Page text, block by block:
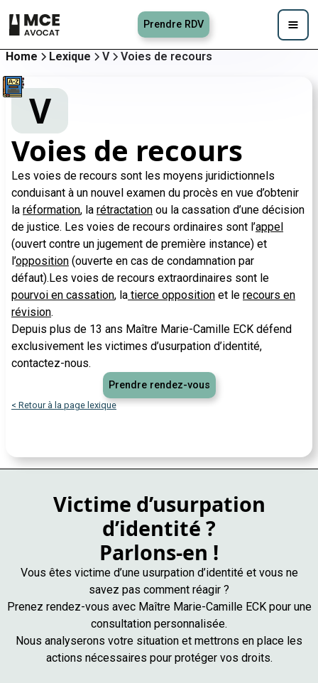
Prendre RDV
Home Lexique V Voies de recours
V
Voies de recours
Les voies de recours sont les moyens juridictionnels
conduisant à un nouvel examen du procès en vue d’obtenir
la réformation, la rétractation ou la cassation d’une décision
de justice. Les voies de recours ordinaires sont l’appel
(ouvert contre un jugement de première instance) et
l’opposition (ouverte en cas de condamnation par
défaut).Les voies de recours extraordinaires sont le
pourvoi en cassation, la tierce opposition et le recours en
révision.
Depuis plus de 13 ans Maître Marie-Camille ECK défend
exclusivement les victimes d’usurpation d’identité,
contactez-nous.
Prendre rendez-vous
< Retour à la page lexique
Victime d’usurpation
d’identité ?
Parlons-en !
Vous êtes victime d’une usurpation d’identité et vous ne
savez pas comment réagir ?
Prenez rendez-vous avec Maître Marie-Camille ECK pour une
consultation personnalisée.
Nous analyserons votre situation et mettrons en place les
actions nécessaires pour protéger vos droits.